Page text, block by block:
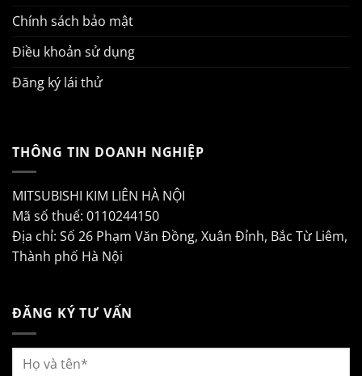
Chính sách bảo mật
Điều khoản sử dụng
Đăng ký lái thử
THÔNG TIN DOANH NGHIỆP
MITSUBISHI KIM LIÊN HÀ NỘI
Mã số thuế: 0110244150
Địa chỉ: Số 26 Phạm Văn Đồng, Xuân Đỉnh, Bắc Từ Liêm,
Thành phố Hà Nội
ĐĂNG KÝ TƯ VẤN